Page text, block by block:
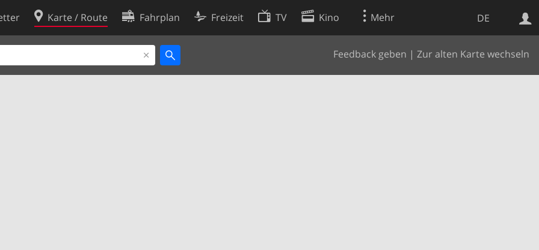
DE
Karte / Route Fahrplan Freizeit TV Kino Mehr
Feedback geben | Zur alten Karte wechseln
Websuche
Cookie-Richtlinie
Cookie-Einstellungen